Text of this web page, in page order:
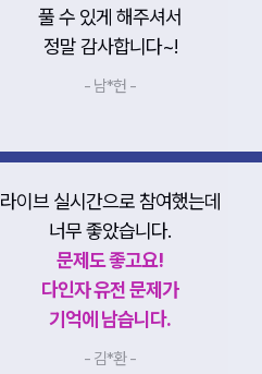
풀 수 있게 해주셔서
정말 감사합니다~!
- 남*헌 -
라이브 실시간으로 참여했는데
너무 좋았습니다.
문제도 좋고요!
다인자 유전 문제가
기억에 남습니다.
- 김*환 -